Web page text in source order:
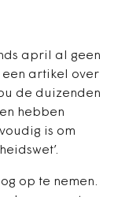
april al geen
een artikel over
de duizenden
hebben
is om
op te nemen.